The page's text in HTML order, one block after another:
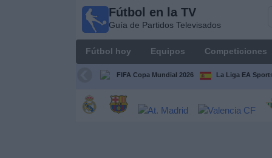
Fútbol en la TV
Guía de Partidos Televisados
Fútbol hoy Equipos Competiciones
FIFA Copa Mundial 2026 La Liga EA